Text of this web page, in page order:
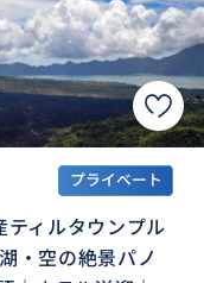
プライベート
ティルタウンプル
・空の絶景パノ